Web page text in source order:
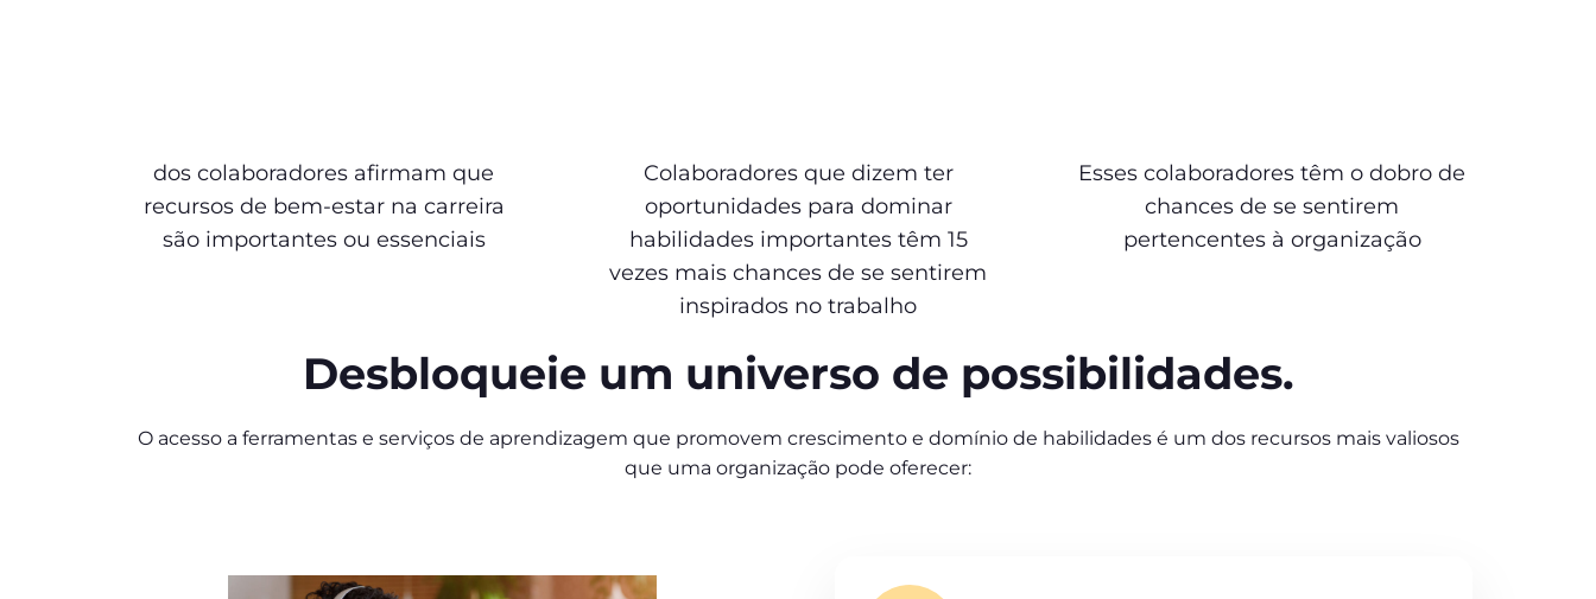
dos colaboradores afirmam que
recursos de bem-estar na carreira
são importantes ou essenciais
Colaboradores que dizem ter
oportunidades para dominar
habilidades importantes têm 15
vezes mais chances de se sentirem
inspirados no trabalho
Esses colaboradores têm o dobro de
chances de se sentirem
pertencentes à organização
Desbloqueie um universo de possibilidades.
O acesso a ferramentas e serviços de aprendizagem que promovem crescimento e domínio de habilidades é um dos recursos mais valiosos
que uma organização pode oferecer: